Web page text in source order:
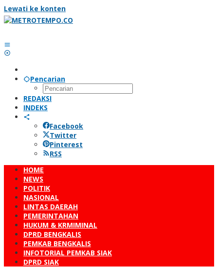
Lewati ke konten
Pencarian
REDAKSI
INDEKS
Facebook
Twitter
Pinterest
RSS
HOME
NEWS
POLITIK
NASIONAL
LINTAS DAERAH
PEMERINTAHAN
HUKUM & KRMIMINAL
DPRD BENGKALIS
PEMKAB BENGKALIS
INFOTORIAL PEMKAB SIAK
DPRD SIAK